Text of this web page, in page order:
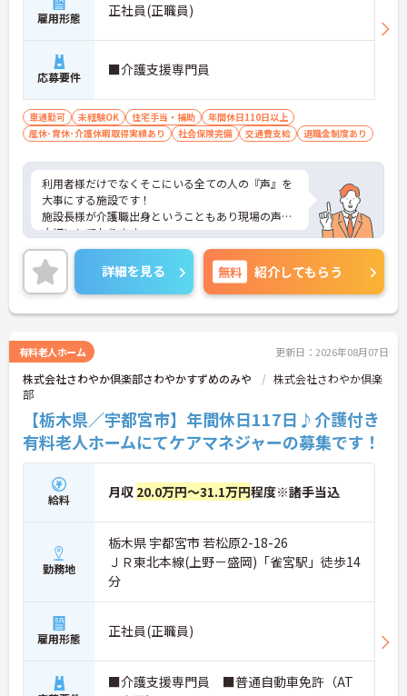
子育て世代も働きやすい職場です
・育休取得率100％
・育児時短勤務制度あり
・子の看護休暇制度あり
→ ライフステージに合わせて長く働きやすい環境で
す♪
働きやすさに配慮された環境です
・無料駐車場あり
・託児施設あり
・リフレッシュ休暇、バースデー休暇あり
→ 仕事とプライベートの両立を目指しやすい職場で
す♪
雇用形態 正社員(正職員)
応募要件 ■介護支援専門員
車通勤可 未経験OK 住宅手当・補助
年間休日110日以上
産休･育休･介護休暇取得実績あり
社会保険完備 交通費支給 退職金制度あり
利用者様だけでなくそこにいる全ての人の『声』を
大事にする施設です！
施設長様が介護職出身ということもあり現場の声を
大切にしております。
働きやすいように職員送迎を行ったり、職員の負担
を減らすように入浴方法も4段階に分けたりなど
皆さんで作り上げていく環境があります！ご応募ぜ
ひお待ちしております。
詳細を見る 無料 紹介してもらう
有料老人ホーム 更新日：2026年08月07日
株式会社さわやか倶楽部さわやかすずめのみや
株式会社さわやか倶楽
部
【栃木県／宇都宮市】年間休日117日♪介護付き
有料老人ホームにてケアマネジャーの募集です！
給料 月収 20.0万円～31.1万円程度※諸手当込
勤務地
栃木県 宇都宮市 若松原2-18-26
ＪＲ東北本線(上野－盛岡)「雀宮駅」徒歩14
分
雇用形態 正社員(正職員)
■介護支援専門員 ■普通自動車免許（AT